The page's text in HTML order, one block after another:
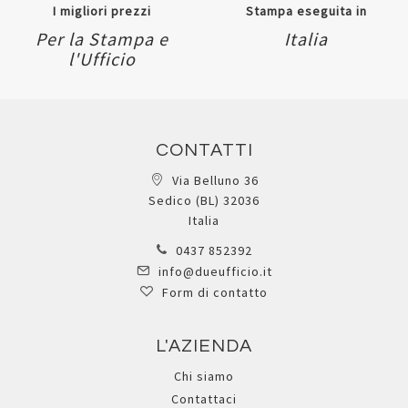
I migliori prezzi
Per la Stampa e
l'Ufficio
Stampa eseguita in
Italia
CONTATTI
Via Belluno 36
Sedico (BL) 32036
Italia
0437 852392
info@dueufficio.it
Form di contatto
L'AZIENDA
Chi siamo
Contattaci